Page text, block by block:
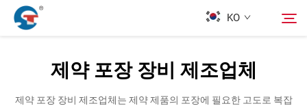
KO
회사 소개
검색
제약 포장 장비 제조업체
제약 포장 장비 제조업체는 제약 제품의 포장에 필요한 고도로 복잡